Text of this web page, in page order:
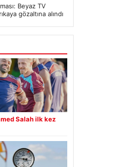
Beyaz TV
gözaltına alındı
Salah ilk kez